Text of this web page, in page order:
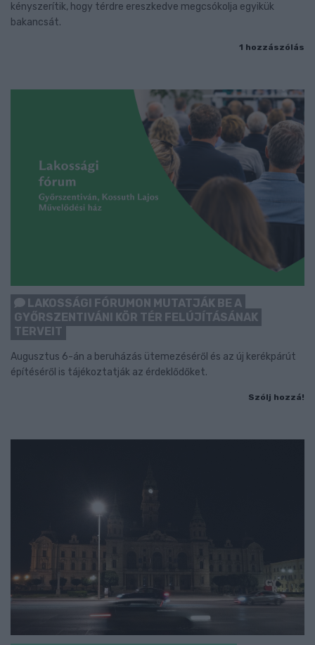
kényszerítik, hogy térdre ereszkedve megcsókolja egyikük
bakancsát.
1 hozzászólás
LAKOSSÁGI FÓRUMON MUTATJÁK BE A
GYŐRSZENTIVÁNI KÖR TÉR FELÚJÍTÁSÁNAK
TERVEIT
Augusztus 6-án a beruházás ütemezéséről és az új kerékpárút
építéséről is tájékoztatják az érdeklődőket.
Szólj hozzá!